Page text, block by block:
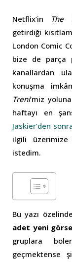
Netflix’in The
getirdiği
London Comic
bize de parça
kanallardan
konuşma
Treni‘miz
haftayı en
Jaskier’den
ilgili üzerimize
istedim.
Bu yazı
adet yeni
gruplara
geçmektense